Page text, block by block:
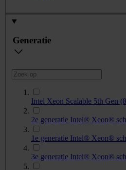
Generatie
Intel Xeon Scalable 5th Gen
2e generatie Intel® Xeon®
1e generatie Intel® Xeon®
3e generatie Intel® Xeon®